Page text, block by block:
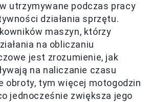
utrzymywane podczas pracy
działania sprzętu.
maszyn, którzy
na obliczaniu
jest zrozumienie, jak
na naliczanie czasu
obroty, tym więcej motogodzin
jednocześnie zwiększa jego